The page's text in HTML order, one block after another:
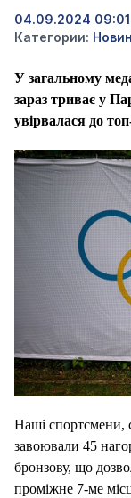
04.09.2024 09:01
Категории:
У загальному
зараз триває у
увірвалася до
Наші спортсмени,
завоювали 45
бронзову, що
проміжне 7-ме